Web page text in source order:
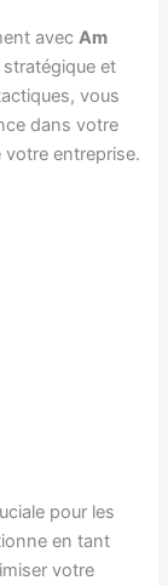
avecAm
et
vous
dans votre
votre entreprise.
pour les
en tant
votre